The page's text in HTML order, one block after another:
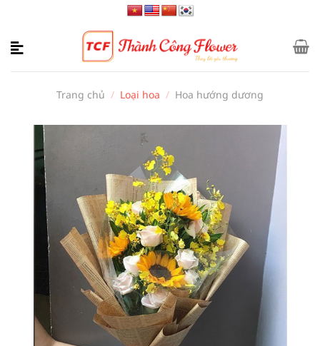
nội
Trang chủ / Loại hoa / Hoa hướng dương